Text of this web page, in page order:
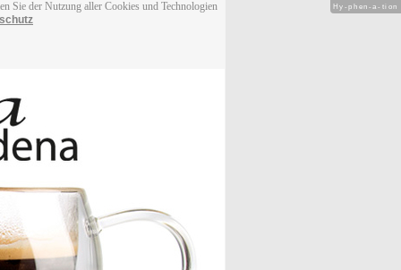
Sie der Nutzung aller Cookies und Technologien
Hy-phen-a-tion